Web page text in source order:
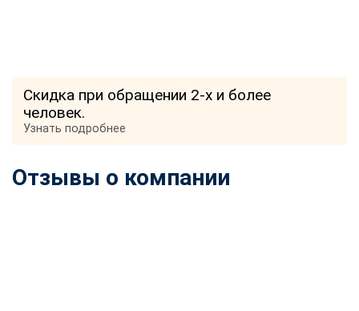
Скидка при обращении 2-х и более
человек.
Узнать подробнее
Отзывы о компании